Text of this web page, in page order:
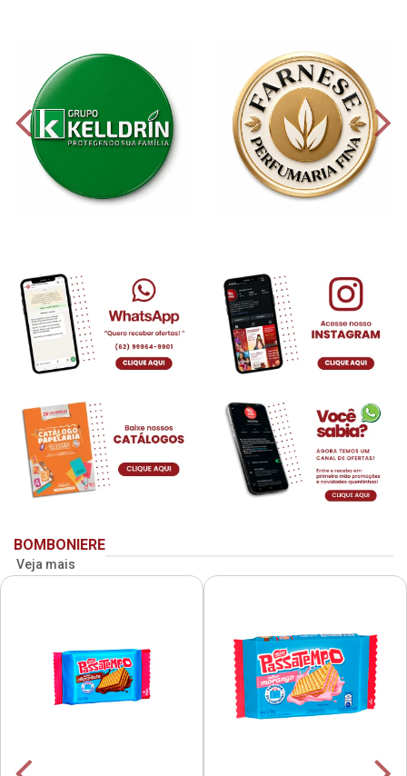
BOMBONIERE
Veja mais